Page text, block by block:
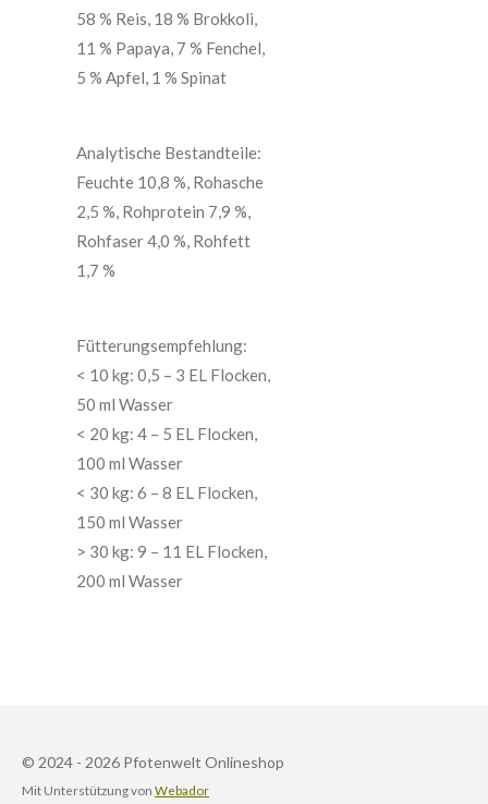
58 % Reis, 18 % Brokkoli,
11 % Papaya, 7 % Fenchel,
5 % Apfel, 1 % Spinat
Analytische Bestandteile:
Feuchte 10,8 %, Rohasche
2,5 %, Rohprotein 7,9 %,
Rohfaser 4,0 %, Rohfett
1,7 %
Fütterungsempfehlung:
< 10 kg: 0,5 – 3 EL Flocken,
50 ml Wasser
< 20 kg: 4 – 5 EL Flocken,
100 ml Wasser
< 30 kg: 6 – 8 EL Flocken,
150 ml Wasser
> 30 kg: 9 – 11 EL Flocken,
200 ml Wasser
© 2024 - 2026 Pfotenwelt Onlineshop
Mit Unterstützung von Webador